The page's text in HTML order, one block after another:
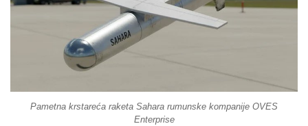
Pametna krstareća raketa Sahara rumunske kompanije OVES
Enterprise